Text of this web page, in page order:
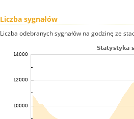
Liczba sygnałów
Liczba odebranych sygnałów na godzinę ze